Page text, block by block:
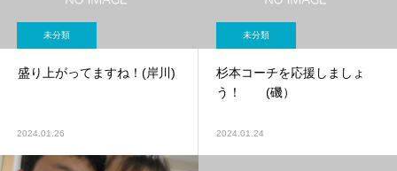
未分類
盛り上がってますね！(岸川)
2024.01.26
未分類
杉本コーチを応援しましょ
う！ (磯）
2024.01.24